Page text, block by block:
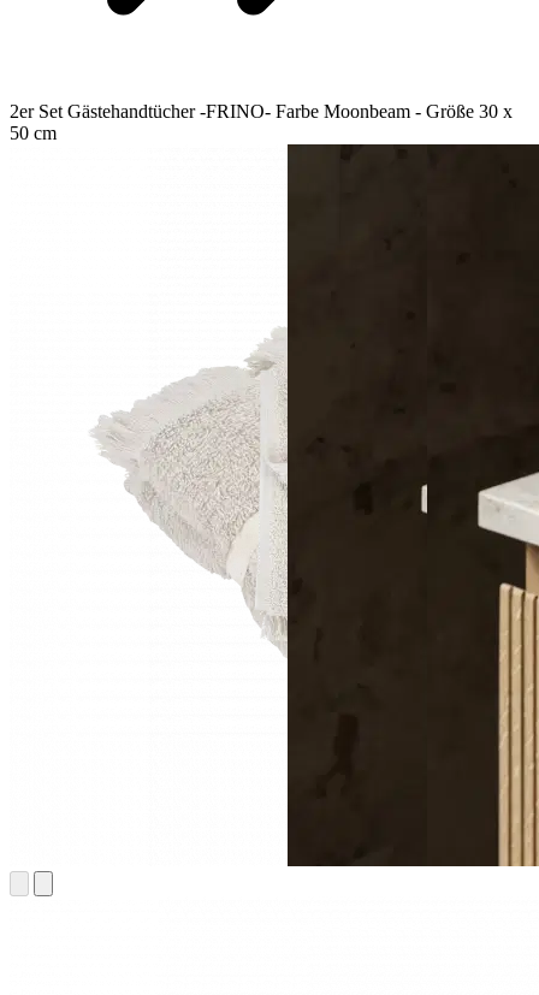
2er Set Gästehandtücher -FRINO- Farbe Moonbeam - Größe 30 x
50 cm